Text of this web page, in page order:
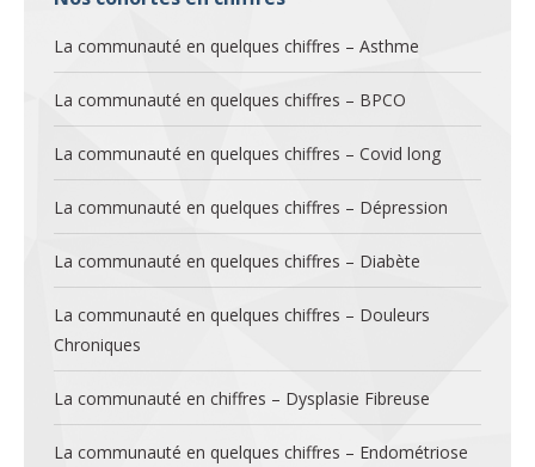
La communauté en quelques chiffres – Asthme
La communauté en quelques chiffres – BPCO
La communauté en quelques chiffres – Covid long
La communauté en quelques chiffres – Dépression
La communauté en quelques chiffres – Diabète
La communauté en quelques chiffres – Douleurs
Chroniques
La communauté en chiffres – Dysplasie Fibreuse
La communauté en quelques chiffres – Endométriose